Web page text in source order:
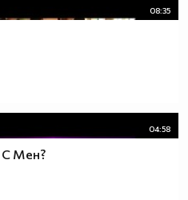
08:35
04:58
Мен?